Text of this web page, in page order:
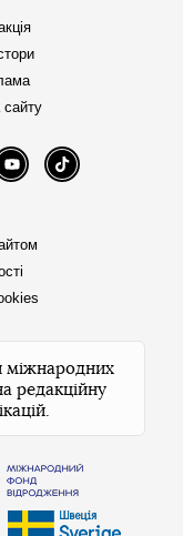
сайту
YouTube TikTok
міжнародних
редакційну